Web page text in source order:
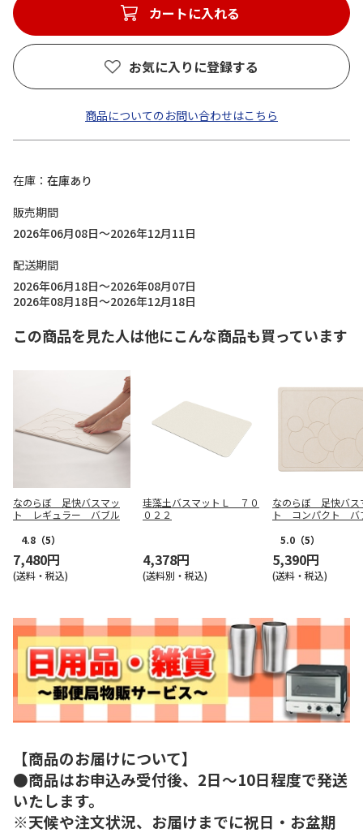
カートに入れる
お気に入りに登録する
商品についてのお問い合わせはこちら
在庫
在庫あり
販売期間
2026年06月08日～2026年12月11日
配送期間
2026年06月18日～2026年08月07日
2026年08月18日～2026年12月18日
この商品を見た人は他にこんな商品も買っています
なのらぼ 足快バスマッ
ト レギュラー バブル
4.8 （5）
7,480円
(送料・税込)
珪藻土バスマットＬ ７０
０２２
4,378円
(送料別・税込)
なのらぼ 足快バス
ト コンパクト バ
5.0 （5）
5,390円
(送料・税込)
【商品のお届けについて】
●商品はお申込み受付後、2日～10日程度で発送
いたします。
※天候や注文状況、お届けまでに祝日・お盆期